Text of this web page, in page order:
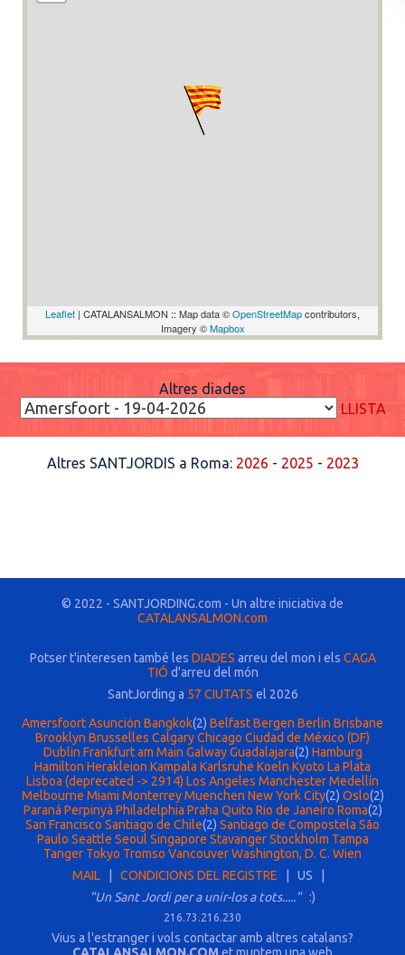
Leaflet | CATALANSALMON :: Map data ©OpenStreetMapcontributors,
Imagery ©Mapbox
Altres diades
LLISTA
Altres SANTJORDIS a Roma: 2026 - 2025 - 2023
© 2022 - SANTJORDING.com - Un altre iniciativa de
CATALANSALMON.com
Potser t'interesen també les DIADES arreu del mon i els CAGA
TIÓ d'arreu del món
SantJording a 57 CIUTATS el 2026
AmersfoortAsunción Bangkok(2) BelfastBergen Berlin Brisbane
Brooklyn Brusselles CalgaryChicago Ciudad de México (DF)
Dublin Frankfurt am Main Galway Guadalajara(2) Hamburg
Hamilton Herakleion Kampala Karlsruhe Koeln Kyoto La Plata
Lisboa (deprecated -> 2914) Los Angeles ManchesterMedellín
Melbourne Miami Monterrey Muenchen New York City(2) Oslo(2)
Paraná Perpinyà Philadelphia Praha Quito Rio de Janeiro Roma(2)
San Francisco Santiago de Chile(2) Santiago de Compostela São
Paulo Seattle Seoul Singapore Stavanger Stockholm Tampa
Tanger Tokyo Tromso VancouverWashington, D. C. Wien
MAIL
CONDICIONS DEL REGISTRE | US |
"Un Sant Jordi per a unir-los a tots.....":)
216.73.216.230
Vius a l'estranger i vols contactar amb altres catalans?